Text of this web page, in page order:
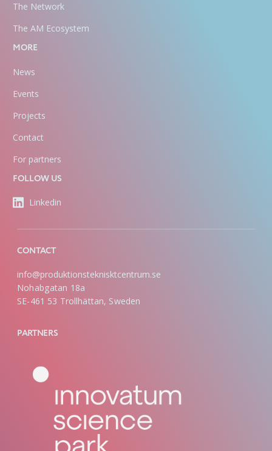
The Network
The AM Ecosystem
MORE
News
Events
Projects
Contact
For partners
FOLLOW US
Linkedin
CONTACT
info@produktionsteknisktcentrum.se
Nohabgatan 18a
SE-461 53 Trollhättan, Sweden
PARTNERS